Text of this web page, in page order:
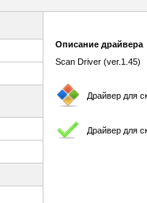
Описание драйвера
Scan Driver (ver.1.45)
Драйвер для
Драйвер для